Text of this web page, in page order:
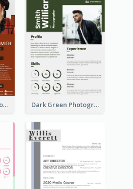
Professional Red Rouge Resume Dark Green Photographer Resume